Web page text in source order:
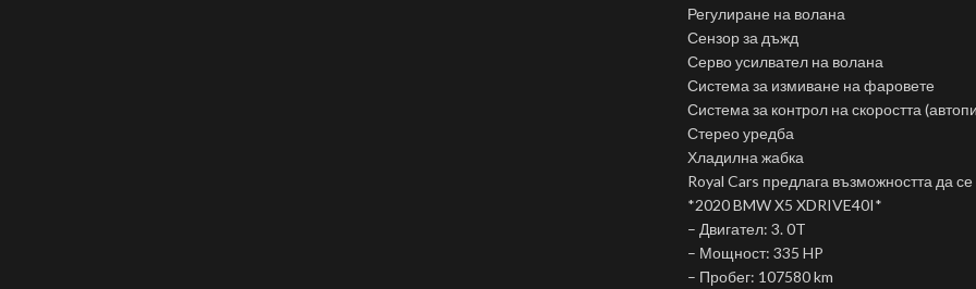
Регулиране на волана
Сензор за дъжд
Серво усилвател на волана
Система за измиване на фаровете
Система за контрол на скоростта
Стерео уредба
Хладилна жабка
Royal Cars предлага възможността да
*2020 BMW X5 XDRIVE40I*
– Двигател: 3. 0T
– Мощност: 335 HP
– Пробег: 107580 km